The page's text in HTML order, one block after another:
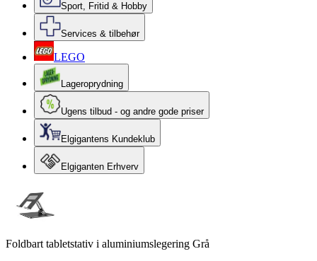
Sport, Fritid & Hobby
Services & tilbehør
LEGO
Lageroprydning
Ugens tilbud - og andre gode priser
Elgigantens Kundeklub
Elgiganten Erhverv
Foldbart tabletstativ i aluminiumslegering Grå